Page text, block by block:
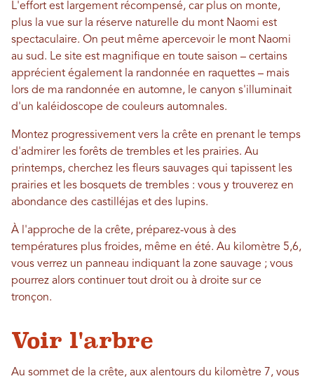
L'effort est largement récompensé, car plus on monte,
plus la vue sur la réserve naturelle du mont Naomi est
spectaculaire. On peut même apercevoir le mont Naomi
au sud. Le site est magnifique en toute saison – certains
apprécient également la randonnée en raquettes – mais
lors de ma randonnée en automne, le canyon s'illuminait
d'un kaléidoscope de couleurs automnales.
Montez progressivement vers la crête en prenant le temps
d'admirer les forêts de trembles et les prairies. Au
printemps, cherchez les fleurs sauvages qui tapissent les
prairies et les bosquets de trembles : vous y trouverez en
abondance des castilléjas et des lupins.
À l'approche de la crête, préparez-vous à des
températures plus froides, même en été. Au kilomètre 5,6,
vous verrez un panneau indiquant la zone sauvage ; vous
pourrez alors continuer tout droit ou à droite sur ce
tronçon.
Voir l'arbre
Au sommet de la crête, aux alentours du kilomètre 7, vous